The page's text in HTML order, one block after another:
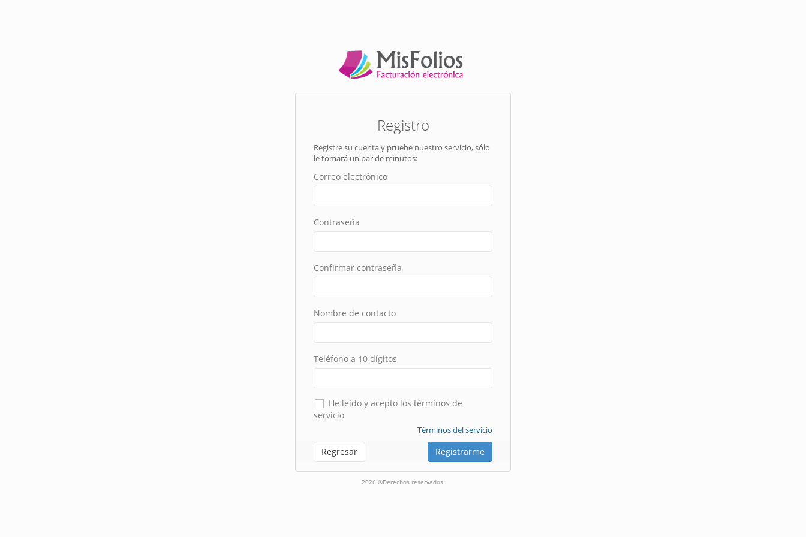
Registro
Registre su cuenta y pruebe nuestro servicio, sólo
le tomará un par de minutos:
Correo electrónico
Contraseña
Confirmar contraseña
Nombre de contacto
Teléfono a 10 dígitos
He leído y acepto los términos de
servicio
Términos del servicio
Regresar Registrarme
2026 ©Derechos reservados.